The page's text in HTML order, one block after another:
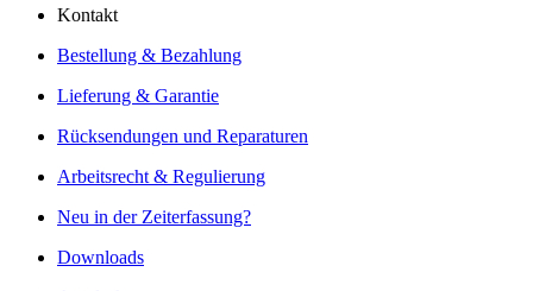
Kontakt
Bestellung & Bezahlung
Lieferung & Garantie
Rücksendungen und Reparaturen
Arbeitsrecht & Regulierung
Neu in der Zeiterfassung?
Downloads